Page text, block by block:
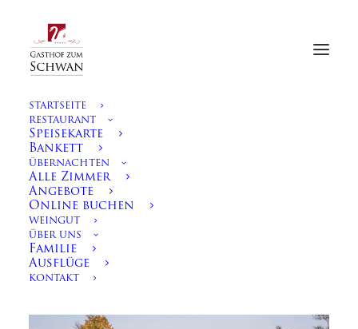
STARTSEITE
RESTAURANT
Speisekarte
Bankett
ÜBERNACHTEN
Alle Zimmer
Angebote
Online buchen
WEINGUT
ÜBER UNS
Familie
Ausflüge
KONTAKT
Schwanensee
Ferienwohnung 1 im
Hochparterre
SCHWANENSEE APPARTEMENTS